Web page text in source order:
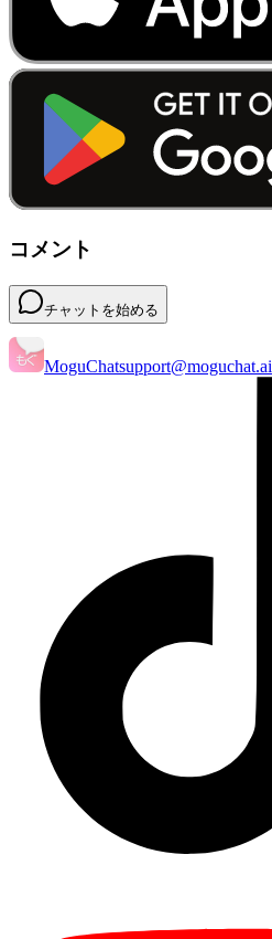
コメント
チャットを始める
MoguChatsupport@moguchat.ai